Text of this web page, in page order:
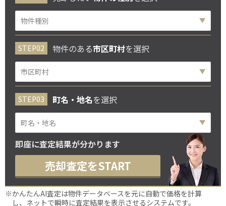
物件のある市区町村を選択
町名・地名を選択
即座に査定結果が分かります
売却査定をSTART
※かんたんAI査定は物件データベースを元に自動で価格を計算
し、ネットで瞬時に査定結果を表示させるシステムです。